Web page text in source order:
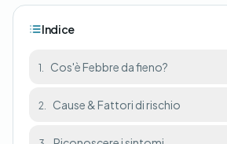
Indice
1. Cos'è Febbre da fieno?
2. Cause & Fattori di rischio